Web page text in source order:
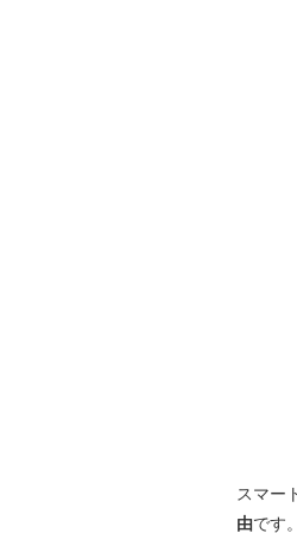
スマー
由です